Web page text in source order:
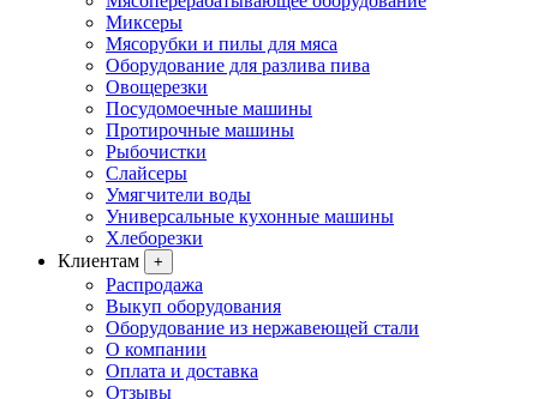
Миксеры
Мясорубки и пилы для мяса
Оборудование для разлива пива
Овощерезки
Посудомоечные машины
Протирочные машины
Рыбочистки
Слайсеры
Умягчители воды
Универсальные кухонные машины
Хлеборезки
Клиентам
+
Распродажа
Выкуп оборудования
Оборудование из нержавеющей стали
О компании
Оплата и доставка
Отзывы